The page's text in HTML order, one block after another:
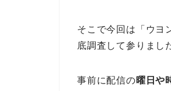
そこで今回は「 ウヨ
底調査して参りまし
事前に配信の曜日や